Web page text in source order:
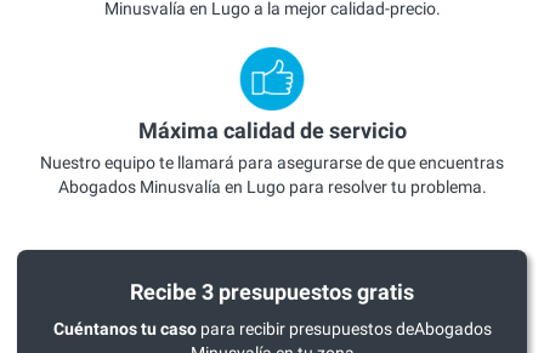
Minusvalía en Lugo a la mejor calidad-precio.
Máxima calidad de servicio
Nuestro equipo te llamará para asegurarse de que encuentras
Abogados Minusvalía en Lugo para resolver tu problema.
Recibe 3 presupuestos gratis
Cuéntanos tu casopara recibir presupuestos deAbogados